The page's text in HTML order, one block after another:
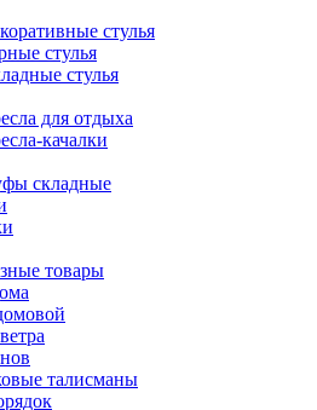
стулья
стулья
стулья
для отдыха
качалки
складные
товары
талисманы